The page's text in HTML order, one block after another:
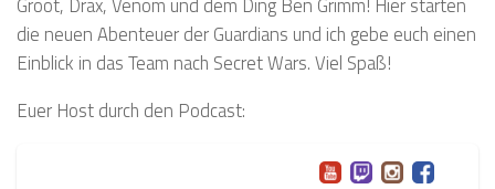
die neuen Abenteuer der Guardians und ich gebe euch einen
Einblick in das Team nach Secret Wars. Viel Spaß!
Euer Host durch den Podcast: